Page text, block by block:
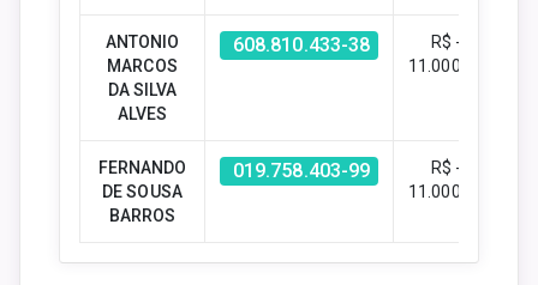
ANTONIO
MARCOS
DA SILVA
ALVES
608.810.433-38
R$ -
11.000,00
FERNANDO
DE SOUSA
BARROS
019.758.403-99
R$ -
11.000,00